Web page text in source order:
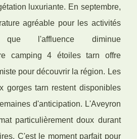
luxuriante. En septembre,
agréable pour les activités
l'affluence diminue
camping 4 étoiles tarn offre
pour découvrir la région. Les
gorges tarn restent disponibles
d'anticipation. L'Aveyron
particulièrement doux durant
C'est le moment parfait pour